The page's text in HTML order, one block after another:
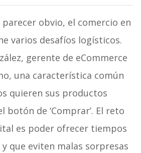
obvio, el comercio en
varios desafíos logísticos.
gerente de eCommerce
una característica común
quieren sus productos
botón de ‘Comprar’. El reto
es poder ofrecer tiempos
que eviten malas sorpresas